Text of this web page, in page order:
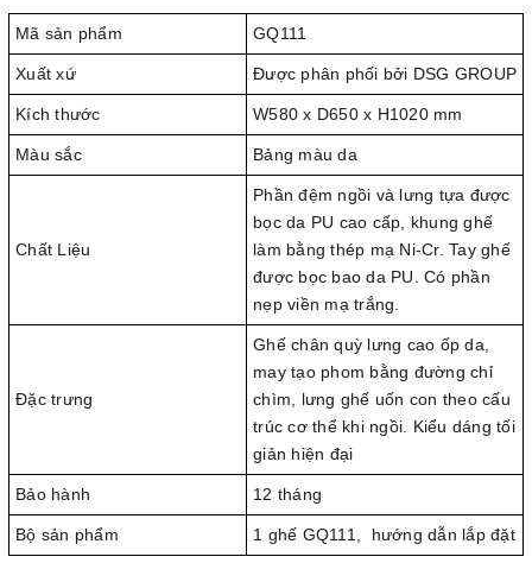
Mã sản phẩm GQ111
Xuất xứ Được phân phối bởi DSG GROUP
Kích thước W580 x D650 x H1020 mm
Màu sắc Bảng màu da
Chất Liệu
Phần đệm ngồi và lưng tựa được
bọc da PU cao cấp, khung ghế
làm bằng thép mạ Ni-Cr. Tay ghế
được bọc bao da PU. Có phần
nẹp viền mạ trắng.
Đặc trưng
Ghế chân quỳ lưng cao ốp da,
may tạo phom bằng đường chỉ
chìm, lưng ghế uốn con theo cấu
trúc cơ thể khi ngồi. Kiểu dáng tối
giản hiện đại
Bảo hành 12 tháng
Bộ sản phẩm 1 ghế GQ111, hướng dẫn lắp đặt